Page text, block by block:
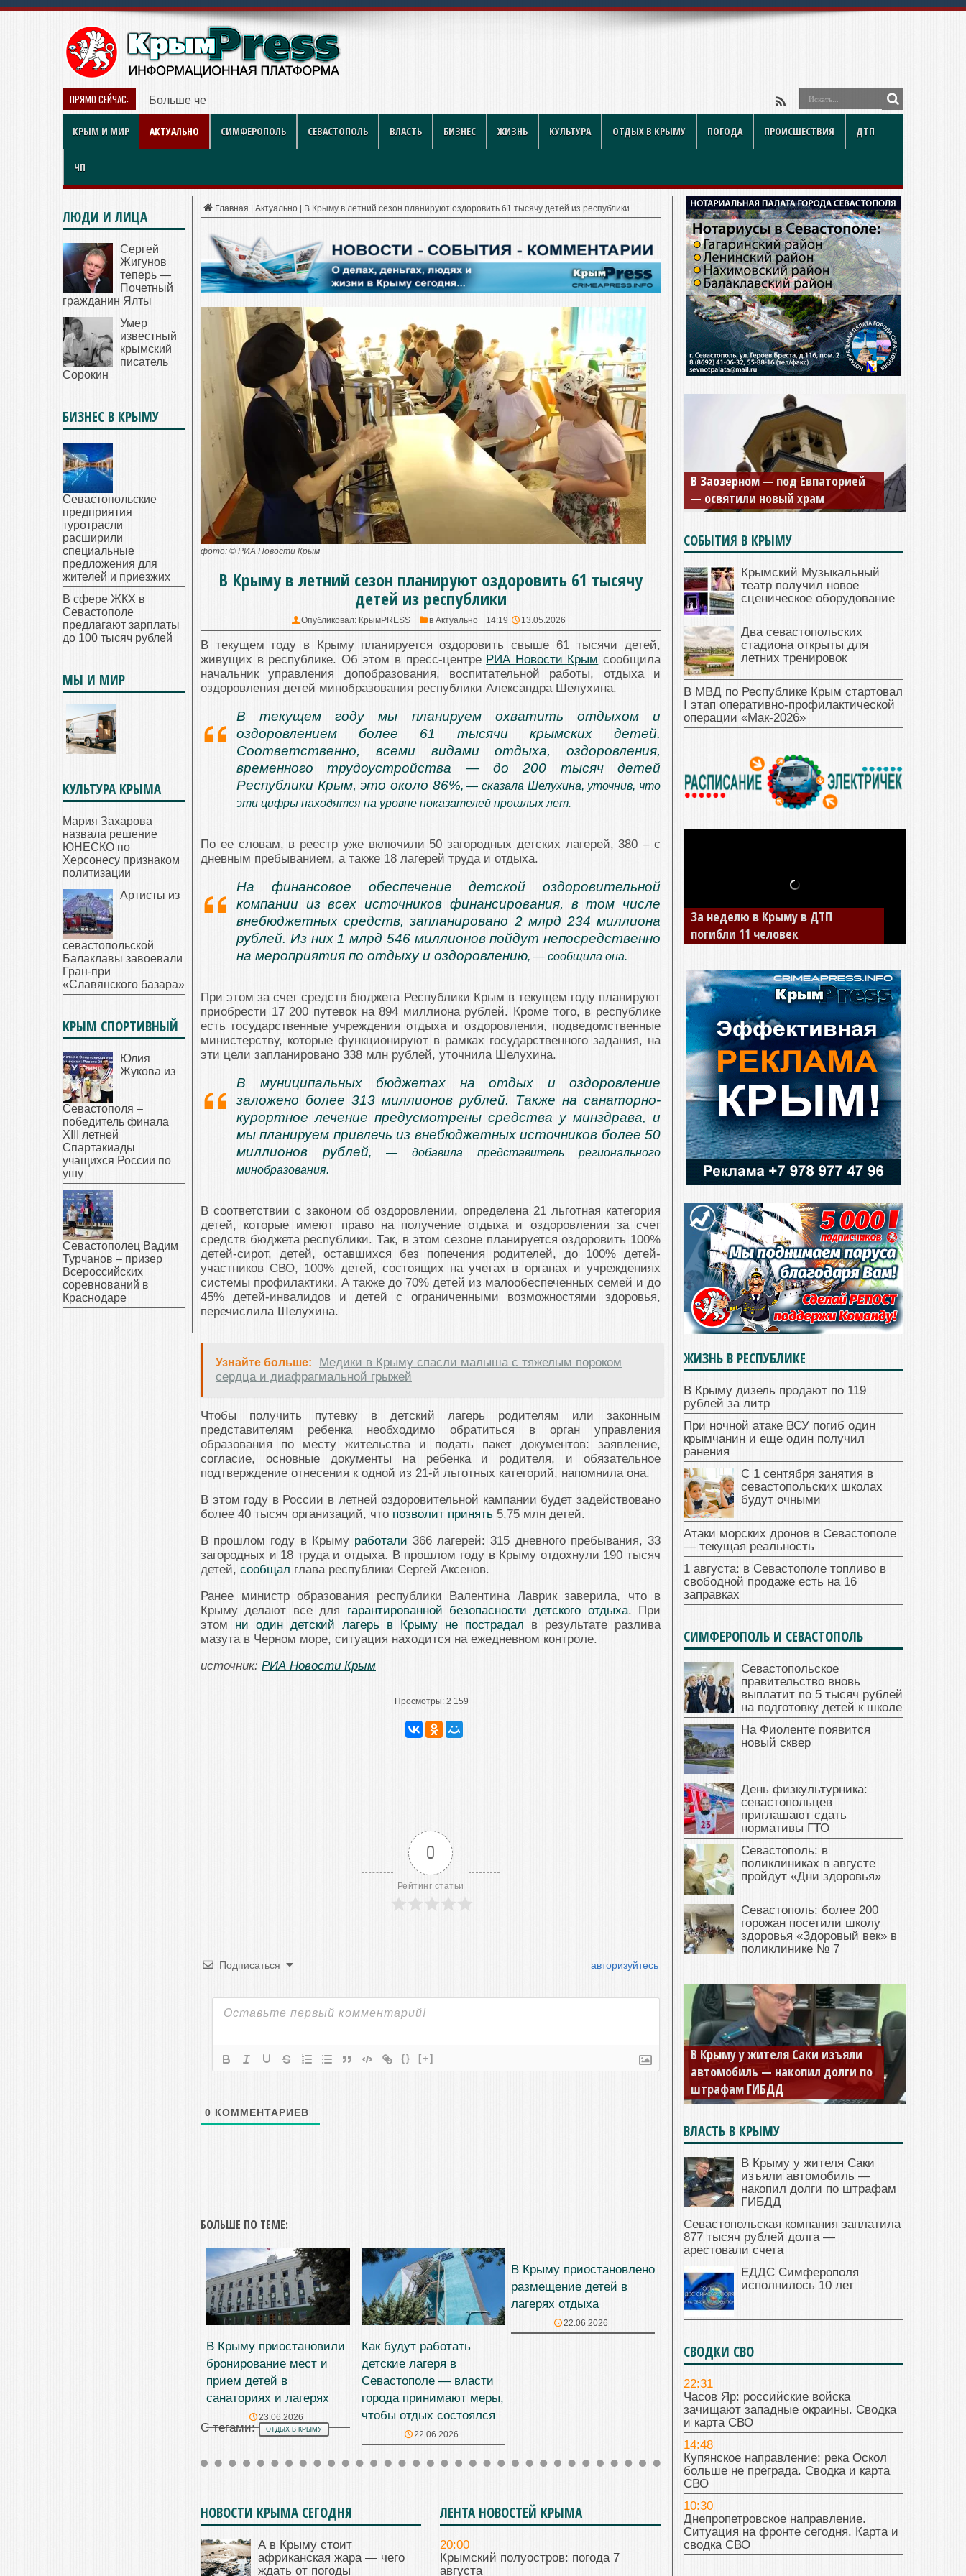
ПРЯМО СЕЙЧАС: Больше чем игра: как британский футбол стал индустр
КРЫМ И МИР АКТУАЛЬНО СИМФЕРОПОЛЬ СЕВАСТОПОЛЬ ВЛАСТЬ БИЗНЕС ЖИЗНЬ КУЛЬТУРА ОТДЫХ В КРЫМУ ПОГОДА ПРОИСШЕСТВИЯ ДТП
ЧП
Главная Актуально В Крыму в летний сезон планируют оздоровить 61 тысячу детей из республики
фото: © РИА Новости Крым
В Крыму в летний сезон планируют оздоровить 61 тысячу
детей из республики
Опубликовал: КрымPRESS в Актуально 14:19 13.05.2026
В текущем году в Крыму планируется оздоровить свыше 61 тысячи детей,
живущих в республике. Об этом в пресс-центре РИА Новости Крым сообщила
начальник управления допобразования, воспитательной работы, отдыха и
оздоровления детей минобразования республики Александра Шелухина.
В текущем году мы планируем охватить отдыхом и
оздоровлением более 61 тысячи крымских детей.
Соответственно, всеми видами отдыха, оздоровления,
временного трудоустройства — до 200 тысяч детей
Республики Крым, это около 86%, — сказала Шелухина, уточнив, что
эти цифры находятся на уровне показателей прошлых лет.
По ее словам, в реестр уже включили 50 загородных детских лагерей, 380 – с
дневным пребыванием, а также 18 лагерей труда и отдыха.
На финансовое обеспечение детской оздоровительной
компании из всех источников финансирования, в том числе
внебюджетных средств, запланировано 2 млрд 234 миллиона
рублей. Из них 1 млрд 546 миллионов пойдут непосредственно
на мероприятия по отдыху и оздоровлению, — сообщила она.
При этом за счет средств бюджета Республики Крым в текущем году планируют
приобрести 17 200 путевок на 894 миллиона рублей. Кроме того, в республике
есть государственные учреждения отдыха и оздоровления, подведомственные
министерству, которые функционируют в рамках государственного задания, на
эти цели запланировано 338 млн рублей, уточнила Шелухина.
В муниципальных бюджетах на отдых и оздоровление
заложено более 313 миллионов рублей. Также на санаторно-
курортное лечение предусмотрены средства у минздрава, и
мы планируем привлечь из внебюджетных источников более 50
миллионов рублей, — добавила представитель регионального
минобразования.
В соответствии с законом об оздоровлении, определена 21 льготная категория
детей, которые имеют право на получение отдыха и оздоровления за счет
средств бюджета республики. Так, в этом сезоне планируется оздоровить 100%
детей-сирот, детей, оставшихся без попечения родителей, до 100% детей-
участников СВО, 100% детей, состоящих на учетах в органах и учреждениях
системы профилактики. А также до 70% детей из малообеспеченных семей и до
45% детей-инвалидов и детей с ограниченными возможностями здоровья,
перечислила Шелухина.
Узнайте больше:
Медики в Крыму спасли малыша с тяжелым пороком
сердца и диафрагмальной грыжей
Чтобы получить путевку в детский лагерь родителям или законным
представителям ребенка необходимо обратиться в орган управления
образования по месту жительства и подать пакет документов: заявление,
согласие, основные документы на ребенка и родителя, и обязательное
подтверждение отнесения к одной из 21-й льготных категорий, напомнила она.
В этом году в России в летней оздоровительной кампании будет задействовано
более 40 тысяч организаций, что позволит принять 5,75 млн детей.
В прошлом году в Крыму работали 366 лагерей: 315 дневного пребывания, 33
загородных и 18 труда и отдыха. В прошлом году в Крыму отдохнули 190 тысяч
детей, сообщал глава республики Сергей Аксенов.
Ранее министр образования республики Валентина Лаврик заверила, что в
Крыму делают все для гарантированной безопасности детского отдыха. При
этом ни один детский лагерь в Крыму не пострадал в результате разлива
мазута в Черном море, ситуация находится на ежедневном контроле.
источник: РИА Новости Крым
Просмотры: 2 159
0
Рейтинг статьи
Подписаться авторизуйтесь
{} [+]
0 КОММЕНТАРИЕВ
БОЛЬШЕ ПО ТЕМЕ:
В Крыму приостановили
бронирование мест и
прием детей в
санаториях и лагерях
23.06.2026
Как будут работать
детские лагеря в
Севастополе — власти
города принимают меры,
чтобы отдых состоялся
22.06.2026
В Крыму приостановлено
размещение детей в
лагерях отдыха
22.06.2026
С тегами: ОТДЫХ В КРЫМУ
НОВОСТИ КРЫМА СЕГОДНЯ
А в Крыму стоит
африканская жара — чего
ждать от погоды
ЛЕНТА НОВОСТЕЙ КРЫМА
20:00
Крымский полуостров: погода 7
августа
ЛЮДИ И ЛИЦА
Сергей
Жигунов
теперь —
Почетный
гражданин Ялты
Умер
известный
крымский
писатель
Сорокин
БИЗНЕС В КРЫМУ
Севастопольские
предприятия
туротрасли
расширили
специальные
предложения для
жителей и приезжих
В сфере ЖКХ в
Севастополе
предлагают зарплаты
до 100 тысяч рублей
МЫ И МИР
КУЛЬТУРА КРЫМА
Мария Захарова
назвала решение
ЮНЕСКО по
Херсонесу признаком
политизации
Артисты из
севастопольской
Балаклавы завоевали
Гран-при
«Славянского базара»
КРЫМ СПОРТИВНЫЙ
Юлия
Жукова из
Севастополя –
победитель финала
XIII летней
Спартакиады
учащихся России по
ушу
Севастополец Вадим
Турчанов – призер
Всероссийских
соревнований в
Краснодаре
В Заозерном — под Евпаторией
— освятили новый храм
СОБЫТИЯ В КРЫМУ
Крымский Музыкальный
театр получил новое
сценическое оборудование
Два севастопольских
стадиона открыты для
летних тренировок
В МВД по Республике Крым стартовал
I этап оперативно‑профилактической
операции «Мак‑2026»
За неделю в Крыму в ДТП
погибли 11 человек
ЖИЗНЬ В РЕСПУБЛИКЕ
В Крыму дизель продают по 119
рублей за литр
При ночной атаке ВСУ погиб один
крымчанин и еще один получил
ранения
С 1 сентября занятия в
севастопольских школах
будут очными
Атаки морских дронов в Севастополе
— текущая реальность
1 августа: в Севастополе топливо в
свободной продаже есть на 16
заправках
СИМФЕРОПОЛЬ И СЕВАСТОПОЛЬ
Севастопольское
правительство вновь
выплатит по 5 тысяч рублей
на подготовку детей к школе
На Фиоленте появится
новый сквер
День физкультурника:
севастопольцев
приглашают сдать
нормативы ГТО
Севастополь: в
поликлиниках в августе
пройдут «Дни здоровья»
Севастополь: более 200
горожан посетили школу
здоровья «Здоровый век» в
поликлинике № 7
В Крыму у жителя Саки изъяли
автомобиль — накопил долги по
штрафам ГИБДД
ВЛАСТЬ В КРЫМУ
В Крыму у жителя Саки
изъяли автомобиль —
накопил долги по штрафам
ГИБДД
Севастопольская компания заплатила
877 тысяч рублей долга —
арестовали счета
ЕДДС Симферополя
исполнилось 10 лет
СВОДКИ СВО
22:31
Часов Яр: российские войска
зачищают западные окраины. Сводка
и карта СВО
14:48
Купянское направление: река Оскол
больше не преграда. Сводка и карта
СВО
10:30
Днепропетровское направление.
Ситуация на фронте сегодня. Карта и
сводка СВО